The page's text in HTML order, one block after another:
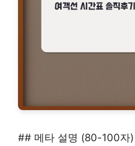
## 메타 설명 (80-100자